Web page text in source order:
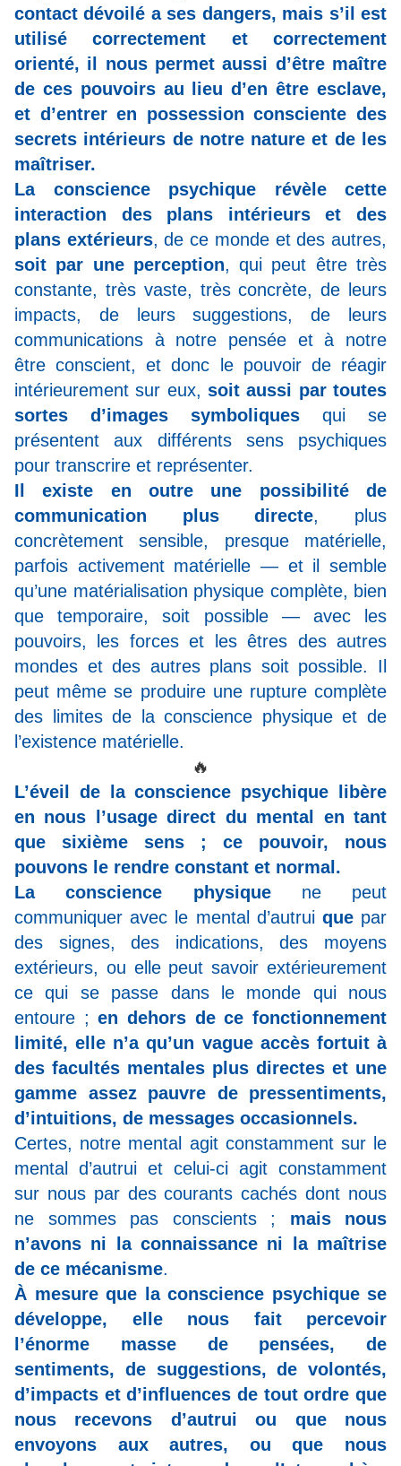
contact dévoilé a ses dangers, mais s’il est
utilisé correctement et correctement
orienté, il nous permet aussi d’être maître
de ces pouvoirs au lieu d’en être esclave,
et d’entrer en possession consciente des
secrets intérieurs de notre nature et de les
maîtriser.
La conscience psychique révèle cette
interaction des plans intérieurs et des
plans extérieurs, de ce monde et des autres,
soit par une perception, qui peut être très
constante, très vaste, très concrète, de leurs
impacts, de leurs suggestions, de leurs
communications à notre pensée et à notre
être conscient, et donc le pouvoir de réagir
intérieurement sur eux, soit aussi par toutes
sortes d’images symboliques qui se
présentent aux différents sens psychiques
pour transcrire et représenter.
Il existe en outre une possibilité de
communication plus directe, plus
concrètement sensible, presque matérielle,
parfois activement matérielle — et il semble
qu’une matérialisation physique complète, bien
que temporaire, soit possible — avec les
pouvoirs, les forces et les êtres des autres
mondes et des autres plans soit possible. Il
peut même se produire une rupture complète
des limites de la conscience physique et de
l’existence matérielle.
🔥
L’éveil de la conscience psychique libère
en nous l’usage direct du mental en tant
que sixième sens ; ce pouvoir, nous
pouvons le rendre constant et normal.
La conscience physiquene peut
communiquer avec le mental d’autrui quepar
des signes, des indications, des moyens
extérieurs, ou elle peut savoir extérieurement
ce qui se passe dans le monde qui nous
entoure ;en dehors de ce fonctionnement
limité, elle n’a qu’un vague accès fortuit à
des facultés mentales plus directes et une
gamme assez pauvre de pressentiments,
d’intuitions, de messages occasionnels.
Certes, notre mental agit constamment sur le
mental d’autrui et celui-ci agit constamment
sur nous par des courants cachés dont nous
ne sommes pas conscients ; mais nous
n’avons ni la connaissance ni la maîtrise
de ce mécanisme.
À mesure que la conscience psychique se
développe, elle nous fait percevoir
l’énorme masse de pensées, de
sentiments, de suggestions, de volontés,
d’impacts et d’influences de tout ordre que
nous recevons d’autrui ou que nous
envoyons aux autres, ou que nous